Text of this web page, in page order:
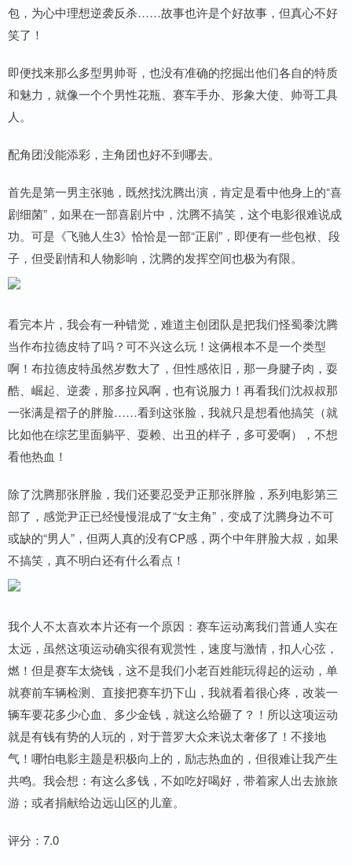
包，为心中理想逆袭反杀……故事也许是个好故事，但真心不好
笑了！
即便找来那么多型男帅哥，也没有准确的挖掘出他们各自的特质
和魅力，就像一个个男性花瓶、赛车手办、形象大使、帅哥工具
人。
配角团没能添彩，主角团也好不到哪去。
首先是第一男主张驰，既然找沈腾出演，肯定是看中他身上的“喜
剧细菌”，如果在一部喜剧片中，沈腾不搞笑，这个电影很难说成
功。可是《飞驰人生3》恰恰是一部“正剧”，即便有一些包袱、段
子，但受剧情和人物影响，沈腾的发挥空间也极为有限。
看完本片，我会有一种错觉，难道主创团队是把我们怪蜀黍沈腾
当作布拉德皮特了吗？可不兴这么玩！这俩根本不是一个类型
啊！布拉德皮特虽然岁数大了，但性感依旧，那一身腱子肉，耍
酷、崛起、逆袭，那多拉风啊，也有说服力！再看我们沈叔叔那
一张满是褶子的胖脸……看到这张脸，我就只是想看他搞笑（就
比如他在综艺里面躺平、耍赖、出丑的样子，多可爱啊），不想
看他热血！
除了沈腾那张胖脸，我们还要忍受尹正那张胖脸，系列电影第三
部了，感觉尹正已经慢慢混成了“女主角”，变成了沈腾身边不可
或缺的“男人”，但两人真的没有CP感，两个中年胖脸大叔，如果
不搞笑，真不明白还有什么看点！
我个人不太喜欢本片还有一个原因：赛车运动离我们普通人实在
太远，虽然这项运动确实很有观赏性，速度与激情，扣人心弦，
燃！但是赛车太烧钱，这不是我们小老百姓能玩得起的运动，单
就赛前车辆检测、直接把赛车扔下山，我就看着很心疼，改装一
辆车要花多少心血、多少金钱，就这么给砸了？！所以这项运动
就是有钱有势的人玩的，对于普罗大众来说太奢侈了！不接地
气！哪怕电影主题是积极向上的，励志热血的，但很难让我产生
共鸣。我会想：有这么多钱，不如吃好喝好，带着家人出去旅旅
游；或者捐献给边远山区的儿童。
评分：7.0